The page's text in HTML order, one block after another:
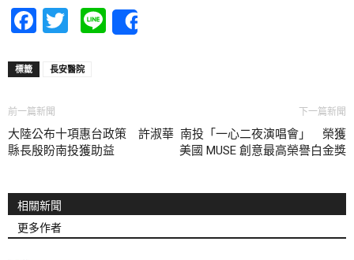
Facebook
Twitter
Line
標籤 長安醫院
前一篇新聞
大陸公布十項惠台政策 許淑華
縣長殷盼南投獲助益
下一篇新聞
南投「一心二夜演唱會」 榮獲
美國 MUSE 創意最高榮譽白金獎
相關新聞
更多作者